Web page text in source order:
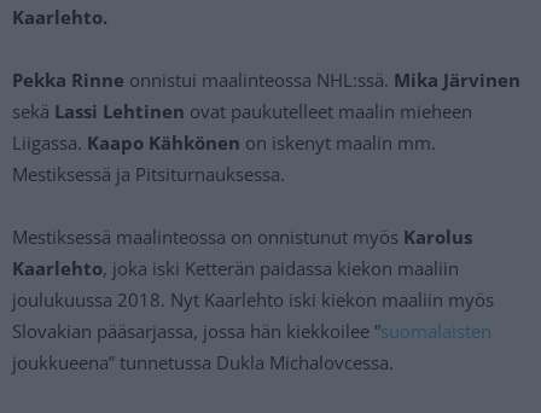
Kaarlehto.
Pekka Rinne onnistui maalinteossa NHL:ssä. Mika Järvinen
sekä Lassi Lehtinen ovat paukutelleet maalin mieheen
Liigassa. Kaapo Kähkönen on iskenyt maalin mm.
Mestiksessä ja Pitsiturnauksessa.
Mestiksessä maalinteossa on onnistunut myös Karolus
Kaarlehto, joka iski Ketterän paidassa kiekon maaliin
joulukuussa 2018. Nyt Kaarlehto iski kiekon maaliin myös
Slovakian pääsarjassa, jossa hän kiekkoilee ”suomalaisten
joukkueena” tunnetussa Dukla Michalovcessa.